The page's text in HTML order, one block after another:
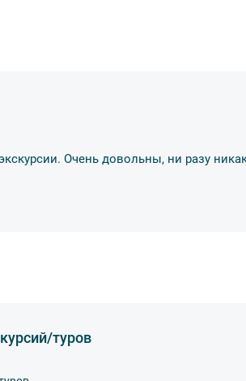
Очень довольны, ни разу
туров